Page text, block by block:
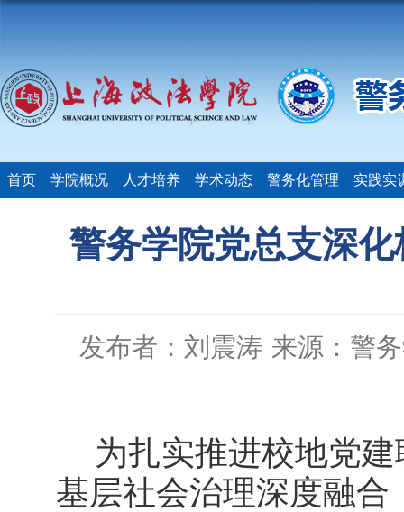
首页 学院概况 人才培养 学术动态 警务化管理 实践实
警务学院党总支深
发布者：刘震涛 来源：警
为扎实推进校地党
基层社会治理深度融